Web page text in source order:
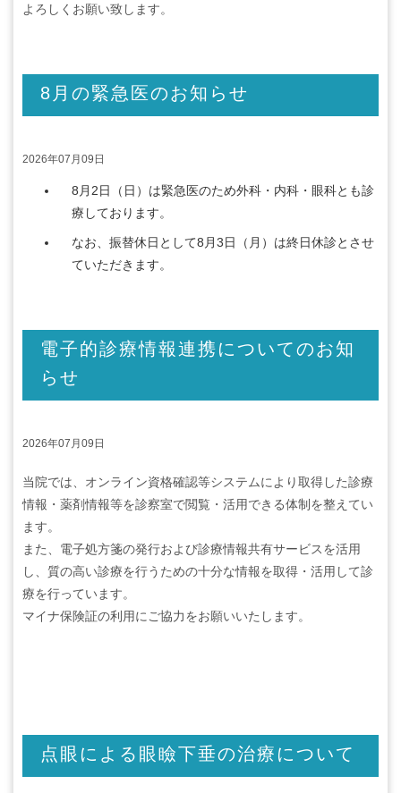
よろしくお願い致します。
8月の緊急医のお知らせ
2026年07月09日
8月2日（日）は緊急医のため外科・内科・眼科とも診
療しております。
なお、振替休日として8月3日（月）は終日休診とさせ
ていただきます。
電子的診療情報連携についてのお知
らせ
2026年07月09日
当院では、オンライン資格確認等システムにより取得した診療
情報・薬剤情報等を診察室で閲覧・活用できる体制を整えてい
ます。
また、電子処方箋の発行および診療情報共有サービスを活用
し、質の高い診療を行うための十分な情報を取得・活用して診
療を行っています。
マイナ保険証の利用にご協力をお願いいたします。
点眼による眼瞼下垂の治療について